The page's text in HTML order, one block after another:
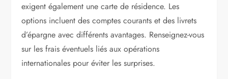
exigent également une carte de résidence. Les
options incluent des comptes courants et des livrets
d’épargne avec différents avantages. Renseignez-vous
sur les frais éventuels liés aux opérations
internationales pour éviter les surprises.